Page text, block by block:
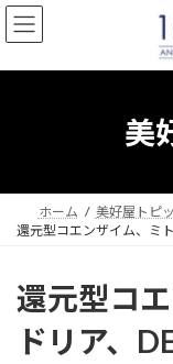
コ
ン
ン
ナ
ビ
ー
美
ホーム
美好屋トピ
還元型コエンザイム、ミ
還元型コ
ドリア、